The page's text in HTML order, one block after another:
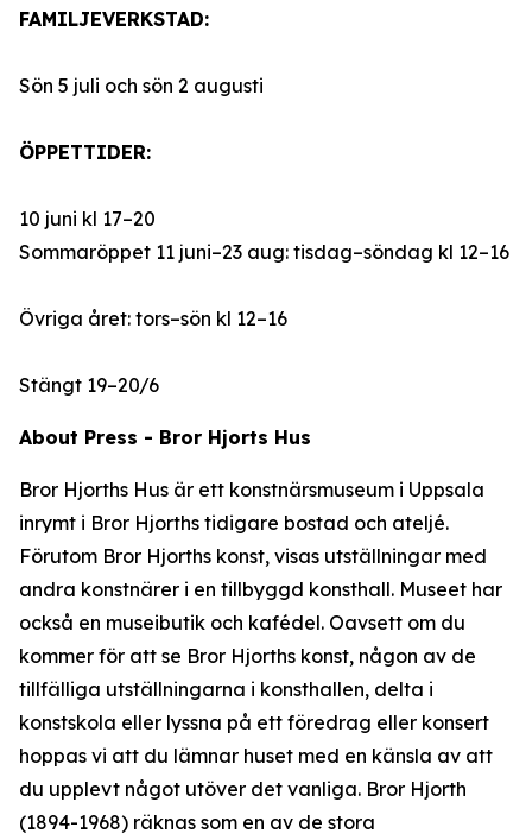
FAMILJEVERKSTAD:
Sön 5 juli och sön 2 augusti
ÖPPETTIDER:
10 juni kl 17–20
Sommaröppet 11 juni–23 aug: tisdag–söndag kl 12–16
Övriga året: tors–sön kl 12–16
Stängt 19–20/6
About Press - Bror Hjorts Hus
Bror Hjorths Hus är ett konstnärsmuseum i Uppsala
inrymt i Bror Hjorths tidigare bostad och ateljé.
Förutom Bror Hjorths konst, visas utställningar med
andra konstnärer i en tillbyggd konsthall. Museet har
också en museibutik och kafédel. Oavsett om du
kommer för att se Bror Hjorths konst, någon av de
tillfälliga utställningarna i konsthallen, delta i
konstskola eller lyssna på ett föredrag eller konsert
hoppas vi att du lämnar huset med en känsla av att
du upplevt något utöver det vanliga. Bror Hjorth
(1894-1968) räknas som en av de stora